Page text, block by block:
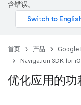
含错误。
首页 产品 Google
Navigation SDK for
优化应用的功